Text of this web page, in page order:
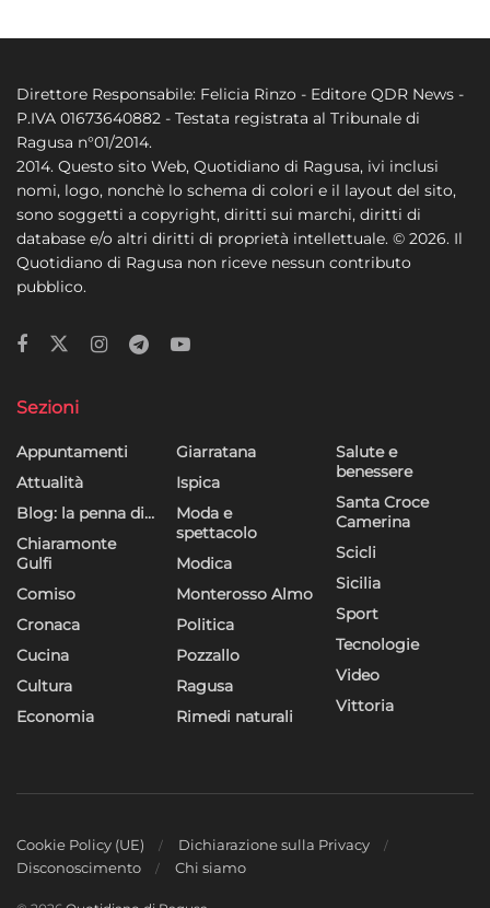
Direttore Responsabile: Felicia Rinzo - Editore QDR News -
P.IVA 01673640882 - Testata registrata al Tribunale di
Ragusa n°01/2014.
2014. Questo sito Web, Quotidiano di Ragusa, ivi inclusi
nomi, logo, nonchè lo schema di colori e il layout del sito,
sono soggetti a copyright, diritti sui marchi, diritti di
database e/o altri diritti di proprietà intellettuale. © 2026. Il
Quotidiano di Ragusa non riceve nessun contributo
pubblico.
Sezioni
Appuntamenti
Attualità
Blog: la penna di…
Chiaramonte
Gulfi
Comiso
Cronaca
Cucina
Cultura
Economia
Giarratana
Ispica
Moda e
spettacolo
Modica
Monterosso Almo
Politica
Pozzallo
Ragusa
Rimedi naturali
Salute e
benessere
Santa Croce
Camerina
Scicli
Sicilia
Sport
Tecnologie
Video
Vittoria
Cookie Policy (UE)
Dichiarazione sulla Privacy
Disconoscimento
Chi siamo